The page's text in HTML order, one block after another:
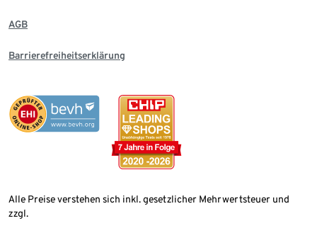
AGB
Barrierefreiheitserklärung
Alle Preise verstehen sich inkl. gesetzlicher Mehrwertsteuer und
zzgl.